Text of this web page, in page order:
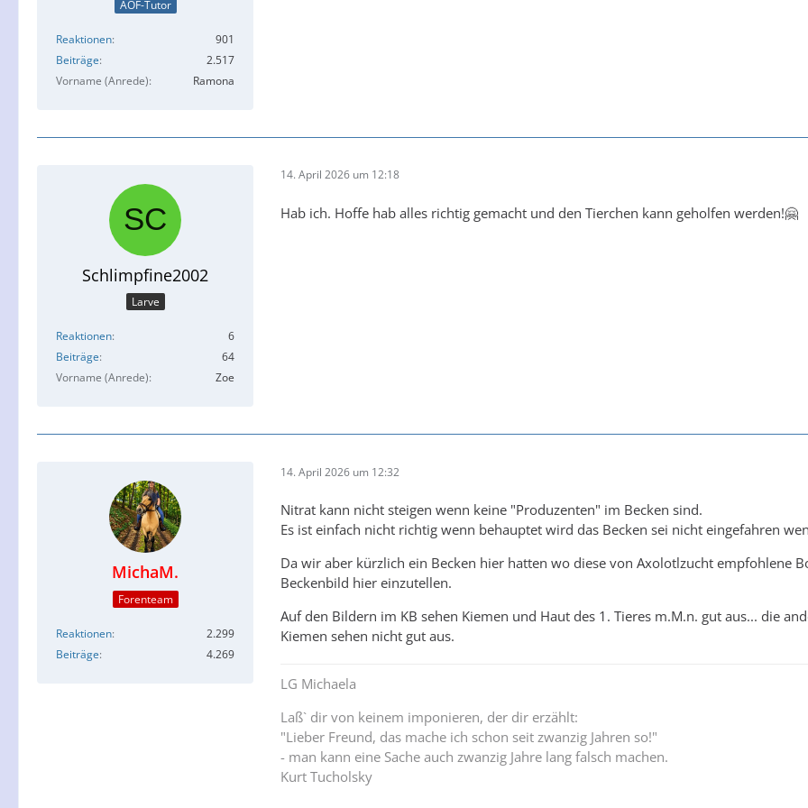
AOF-Tutor
Reaktionen
901
Beiträge
2.517
Vorname (Anrede)
Ramona
Schlimpfine2002
Larve
Reaktionen
6
Beiträge
64
Vorname (Anrede)
Zoe
14. April 2026 um 12:18
Hab ich. Hoffe hab alles richtig gemacht und den Tierchen kann geholfen werden!🤗
MichaM.
Forenteam
Reaktionen
2.299
Beiträge
4.269
14. April 2026 um 12:32
Nitrat kann nicht steigen wenn keine "Produzenten" im Becken sind.
Es ist einfach nicht richtig wenn behauptet wird das Becken sei nicht eingefahren
Da wir aber kürzlich ein Becken hier hatten wo diese von Axolotlzucht
Beckenbild hier einzutellen.
Auf den Bildern im KB sehen Kiemen und Haut des 1. Tieres m.M.n. gut aus... die
Kiemen sehen nicht gut aus.
LG Michaela
Laß` dir von keinem imponieren, der dir erzählt:
"Lieber Freund, das mache ich schon seit zwanzig Jahren so!"
- man kann eine Sache auch zwanzig Jahre lang falsch machen.
Kurt Tucholsky